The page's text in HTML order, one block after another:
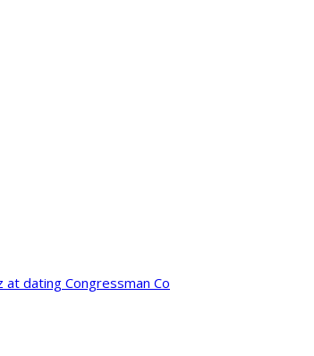
at dating Congressman Co